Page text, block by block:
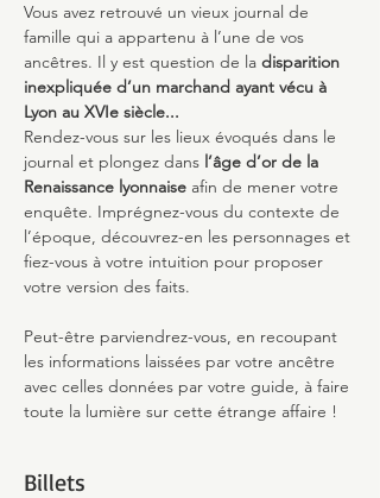
Vous avez retrouvé un vieux journal de
famille qui a appartenu à l’une de vos
ancêtres. Il y est question de la disparition
inexpliquée d’un marchand ayant vécu à
Lyon au XVIe siècle...
Rendez-vous sur les lieux évoqués dans le
journal et plongez dans l’âge d’or de la
Renaissance lyonnaise afin de mener votre
enquête. Imprégnez-vous du contexte de
l’époque, découvrez-en les personnages et
fiez-vous à votre intuition pour proposer
votre version des faits.
Peut-être parviendrez-vous, en recoupant
les informations laissées par votre ancêtre
avec celles données par votre guide, à faire
toute la lumière sur cette étrange affaire !
Billets